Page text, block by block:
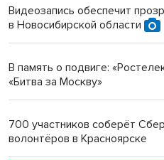
Новосибирский
Видеозапись обеспечит
в Новосибирской области
В память о подвиге:
«Битва за Москву»
700 участников соберёт
волонтёров в Красноярске